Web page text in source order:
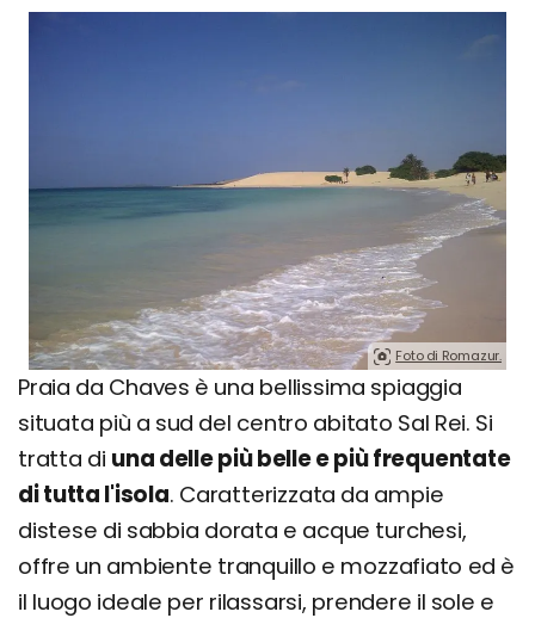
Foto di Romazur.
Praia da Chaves è una bellissima spiaggia
situata più a sud del centro abitato Sal Rei. Si
tratta di una delle più belle e più frequentate
di tutta l'isola. Caratterizzata da ampie
distese di sabbia dorata e acque turchesi,
offre un ambiente tranquillo e mozzafiato ed è
il luogo ideale per rilassarsi, prendere il sole e